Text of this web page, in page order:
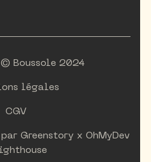
Boussole 2024
légales
CGV
Greenstory x OhMyDev